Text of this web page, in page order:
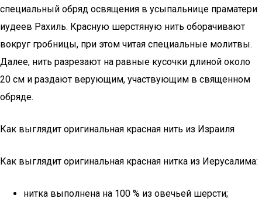
специальный обряд освящения в усыпальнице праматери
иудеев Рахиль. Красную шерстяную нить оборачивают
вокруг гробницы, при этом читая специальные молитвы.
Далее, нить разрезают на равные кусочки длиной около
20 см и раздают верующим, участвующим в священном
обряде.
Как выглядит оригинальная красная нить из Израиля
Как выглядит оригинальная красная нитка из Иерусалима:
нитка выполнена на 100 % из овечьей шерсти;